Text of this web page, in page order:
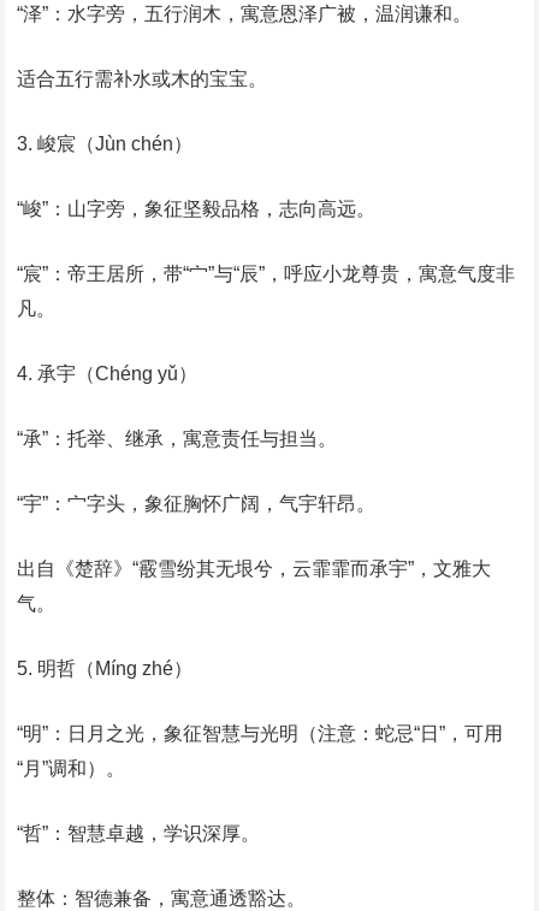
‌“泽”‌：水字旁，五行润木，寓意恩泽广被，温润谦和。
‌适合五行需补水或木的宝宝‌。
‌3. 峻宸（Jùn chén）‌
‌“峻”‌：山字旁，象征坚毅品格，志向高远。
‌“宸”‌：帝王居所，带“宀”与“辰”，呼应小龙尊贵，寓意气度非
凡。
‌4. 承宇（Chéng yǔ）‌
‌“承”‌：托举、继承，寓意责任与担当。
‌“宇”‌：宀字头，象征胸怀广阔，气宇轩昂。
‌出自《楚辞》“霰雪纷其无垠兮，云霏霏而承宇”‌，文雅大
气。
‌5. 明哲（Míng zhé）‌
‌“明”‌：日月之光，象征智慧与光明（注意：蛇忌“日”，可用
“月”调和）。
‌“哲”‌：智慧卓越，学识深厚。
‌整体‌：智德兼备，寓意通透豁达。